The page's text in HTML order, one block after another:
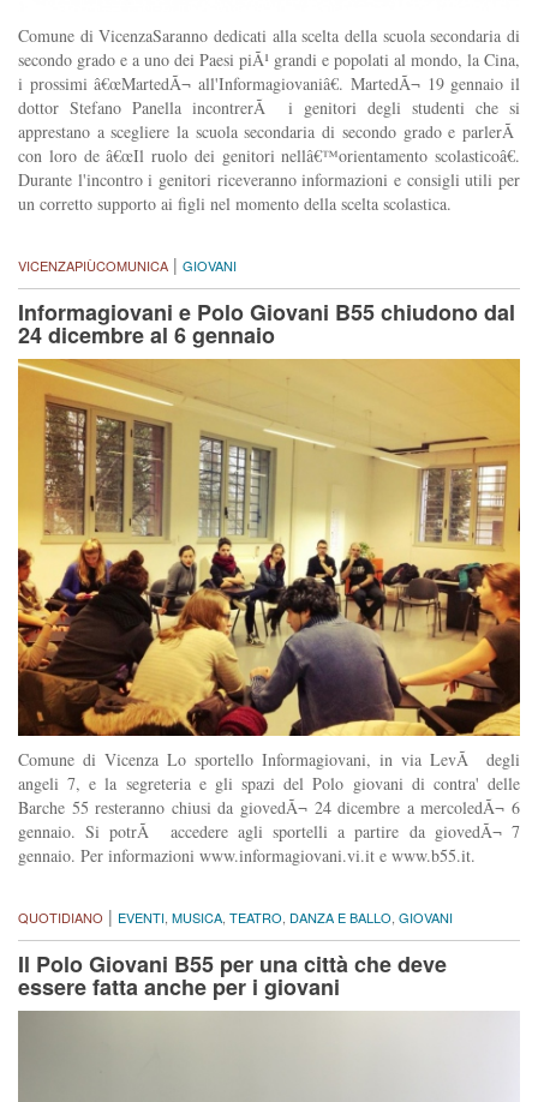
Comune di VicenzaSaranno dedicati alla scelta della scuola secondaria di
secondo grado e a uno dei Paesi piÃ¹ grandi e popolati al mondo, la Cina,
i prossimi â€œMartedÃ¬ all'Informagiovaniâ€. MartedÃ¬ 19 gennaio il
dottor Stefano Panella incontrerÃ i genitori degli studenti che si
apprestano a scegliere la scuola secondaria di secondo grado e parlerÃ
con loro de â€œIl ruolo dei genitori nellâ€™orientamento scolasticoâ€.
Durante l'incontro i genitori riceveranno informazioni e consigli utili per
un corretto supporto ai figli nel momento della scelta scolastica.
VICENZAPIÙCOMUNICA | GIOVANI
Informagiovani e Polo Giovani B55 chiudono dal
24 dicembre al 6 gennaio
Comune di Vicenza Lo sportello Informagiovani, in via LevÃ degli
angeli 7, e la segreteria e gli spazi del Polo giovani di contra' delle
Barche 55 resteranno chiusi da giovedÃ¬ 24 dicembre a mercoledÃ¬ 6
gennaio. Si potrÃ accedere agli sportelli a partire da giovedÃ¬ 7
gennaio. Per informazioni www.informagiovani.vi.it e www.b55.it.
QUOTIDIANO | EVENTI, MUSICA, TEATRO, DANZA E BALLO, GIOVANI
Il Polo Giovani B55 per una città che deve
essere fatta anche per i giovani